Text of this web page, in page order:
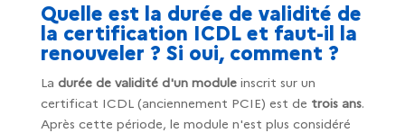
Quelle est la durée de validité de
la certification ICDL et faut-il la
renouveler ? Si oui, comment ?
La durée de validité d'un moduleinscrit sur un
certificat ICDL (anciennement PCIE) est de trois ans.
Après cette période, le module n'est plus considéré